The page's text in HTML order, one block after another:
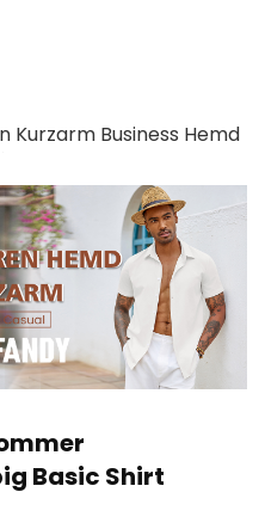
Kurzarm Business Hemd
Basic Shirt